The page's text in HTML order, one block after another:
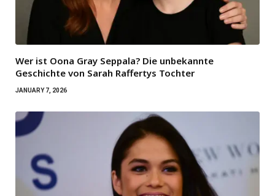
Wer ist Oona Gray Seppala? Die unbekannte
Geschichte von Sarah Raffertys Tochter
JANUARY 7, 2026